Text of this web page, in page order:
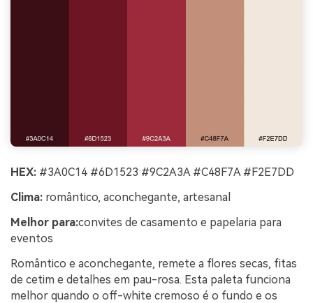
HEX: #3A0C14 #6D1523 #9C2A3A #C48F7A #F2E7DD
Clima: romântico, aconchegante, artesanal
Melhor para:convites de casamento e papelaria para
eventos
Romântico e aconchegante, remete a flores secas, fitas
de cetim e detalhes em pau-rosa. Esta paleta funciona
melhor quando o off-white cremoso é o fundo e os